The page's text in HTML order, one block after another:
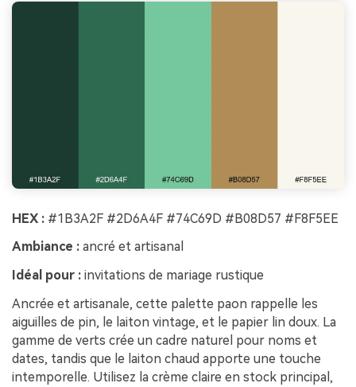
HEX : #1B3A2F #2D6A4F #74C69D #B08D57 #F8F5EE
Ambiance : ancré et artisanal
Idéal pour : invitations de mariage rustique
Ancrée et artisanale, cette palette paon rappelle les
aiguilles de pin, le laiton vintage, et le papier lin doux. La
gamme de verts crée un cadre naturel pour noms et
dates, tandis que le laiton chaud apporte une touche
intemporelle. Utilisez la crème claire en stock principal,